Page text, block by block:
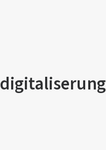
digitaliserung